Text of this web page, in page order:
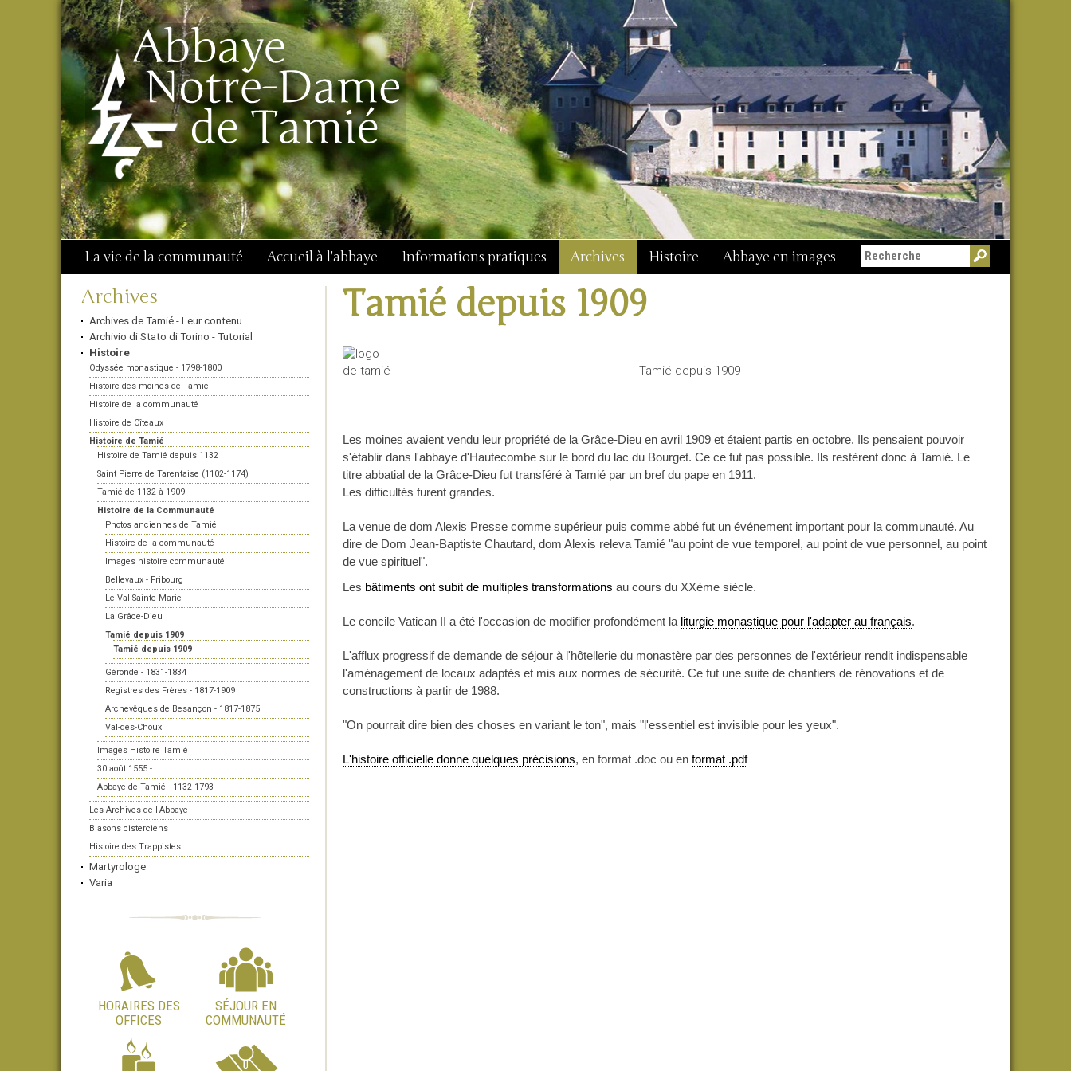
Aller
au
contenu.
|
Aller
à
navigation
Outils
personnels
Chercher par
Recherche
avancée…
La vie de la communauté Accueil à l'abbaye Informations pratiques Archives Histoire Abbaye en images Messe du 15 août
Navigation
Archives
Archives de Tamié - Leur contenu
Archivio di Stato di Torino - Tutorial
Histoire
Odyssée monastique - 1798-1800
Histoire des moines de Tamié
Histoire de la communauté
Histoire de Cîteaux
Histoire de Tamié
Histoire de Tamié depuis 1132
Saint Pierre de Tarentaise (1102-1174)
Tamié de 1132 à 1909
Histoire de la Communauté
Photos anciennes de Tamié
Histoire de la communauté
Images histoire communauté
Bellevaux - Fribourg
Le Val-Sainte-Marie
La Grâce-Dieu
Tamié depuis 1909
Tamié depuis 1909
Géronde - 1831-1834
Registres des Frères - 1817-1909
Archevêques de Besançon - 1817-1875
Val-des-Choux
Images Histoire Tamié
30 août 1555 -
Abbaye de Tamié - 1132-1793
Les Archives de l'Abbaye
Blasons cisterciens
Histoire des Trappistes
Martyrologe
Varia
HORAIRES DES
OFFICES
SÉJOUR EN
COMMUNAUTÉ
Tamié depuis 1909
Tamié depuis 1909
Les moines avaient vendu leur propriété de la Grâce-Dieu en avril 1909 et étaient partis en octobre. Ils pensaient pouvoir
s'établir dans l'abbaye d'Hautecombe sur le bord du lac du Bourget. Ce ce fut pas possible. Ils restèrent donc à Tamié. Le
titre abbatial de la Grâce-Dieu fut transféré à Tamié par un bref du pape en 1911.
Les difficultés furent grandes.
La venue de dom Alexis Presse comme supérieur puis comme abbé fut un événement important pour la communauté. Au
dire de Dom Jean-Baptiste Chautard, dom Alexis releva Tamié "au point de vue temporel, au point de vue personnel, au point
de vue spirituel".
Les bâtiments ont subit de multiples transformations au cours du XXème siècle.
Le concile Vatican II a été l'occasion de modifier profondément la liturgie monastique pour l'adapter au français.
L'afflux progressif de demande de séjour à l'hôtellerie du monastère par des personnes de l'extérieur rendit indispensable
l'aménagement de locaux adaptés et mis aux normes de sécurité. Ce fut une suite de chantiers de rénovations et de
constructions à partir de 1988.
"On pourrait dire bien des choses en variant le ton", mais "l'essentiel est invisible pour les yeux".
L'histoire officielle donne quelques précisions, en format .doc ou en format .pdf